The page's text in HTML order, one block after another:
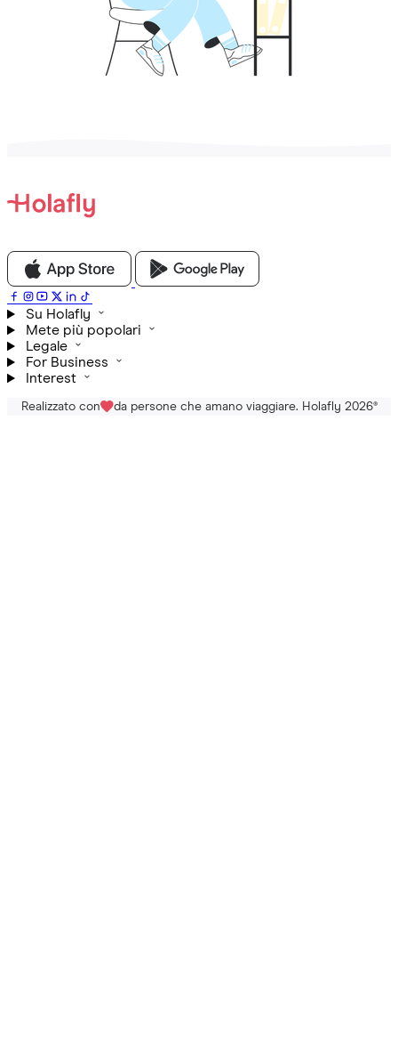
Su Holafly
Mete più popolari
Legale
For Business
Interest
Realizzato con da persone che amano viaggiare. Holafly 2026®